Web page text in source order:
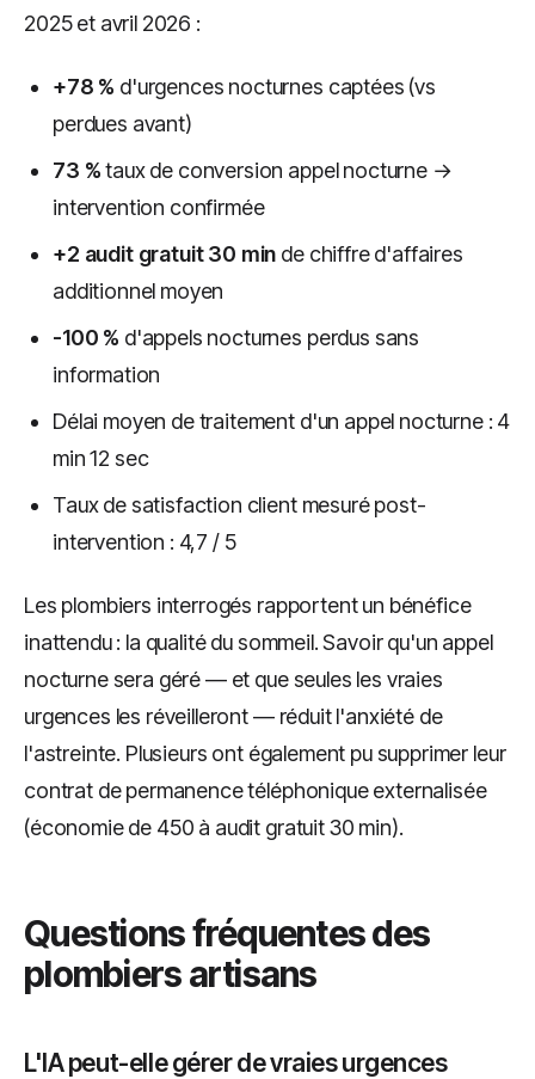
2025 et avril 2026 :
+78 % d'urgences nocturnes captées (vs
perdues avant)
73 %taux de conversion appel nocturne →
intervention confirmée
+2 audit gratuit 30 min de chiffre d'affaires
additionnel moyen
-100 % d'appels nocturnes perdus sans
information
Délai moyen de traitement d'un appel nocturne : 4
min 12 sec
Taux de satisfaction client mesuré post-
intervention : 4,7 / 5
Les plombiers interrogés rapportent un bénéfice
inattendu : la qualité du sommeil. Savoir qu'un appel
nocturne sera géré — et que seules les vraies
urgences les réveilleront — réduit l'anxiété de
l'astreinte. Plusieurs ont également pu supprimer leur
contrat de permanence téléphonique externalisée
(économie de 450 à audit gratuit 30 min).
Questions fréquentes des
plombiers artisans
L'IA peut-elle gérer de vraies urgences